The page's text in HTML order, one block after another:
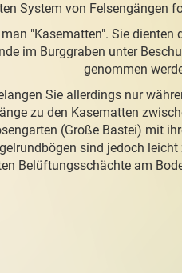
System von Felsengängen
"Kasematten". Sie dienten
im Burggraben unter
genommen
Sie allerdings nur
zu den Kasematten
(Große Bastei) mit
sind jedoch leicht
Belüftungsschächte am